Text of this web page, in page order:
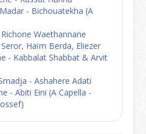
- Bichouatekha (A
Waethannane
Haïm Berda, Eliezer
- Kabbalat Shabbat & Arvit
- Ashahere Adati
- Abiti Eini (A Capella -